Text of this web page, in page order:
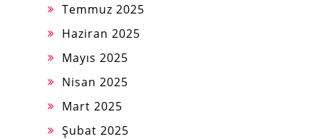
Temmuz 2025
Haziran 2025
Mayıs 2025
Nisan 2025
Mart 2025
Şubat 2025